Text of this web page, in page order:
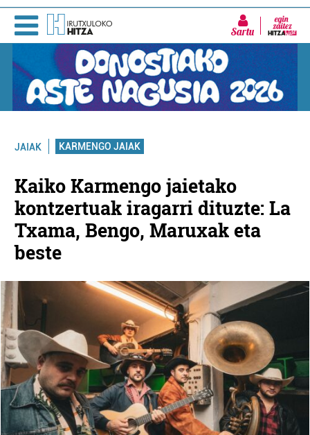
Sartu
JAIAK KARMENGO JAIAK
Kaiko Karmengo jaietako
kontzertuak iragarri dituzte: La
Txama, Bengo, Maruxak eta
beste